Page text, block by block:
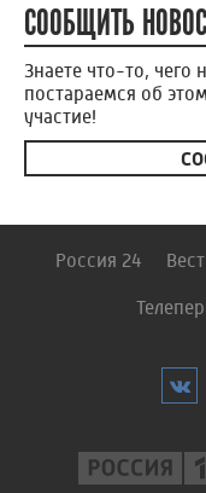
СООБЩИТЬ
Знаете что-то,
постараемся об
участие!
Россия 24